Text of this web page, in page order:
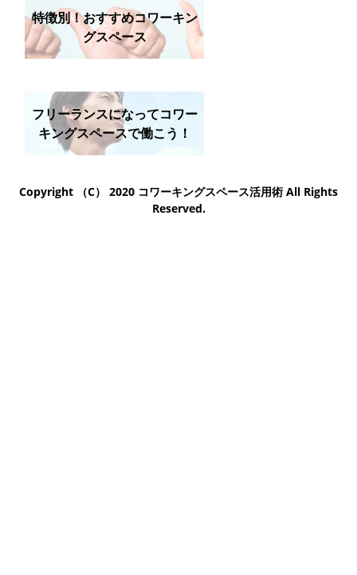
特徴別！おすすめコワーキン
グスペース
フリーランスになってコワー
キングスペースで働こう！
Copyright （C） 2020 コワーキングスペース活用術 All Rights
Reserved.